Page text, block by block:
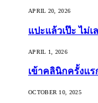
APRIL 20, 2026
แปะแล้วเป๊ะ ไม่
APRIL 1, 2026
เข้าคลินิกครั้งแร
OCTOBER 10, 2025